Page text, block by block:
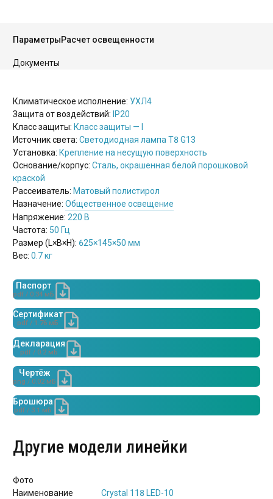
ПараметрыРасчет освещенности
Документы
Климатическое исполнение: УХЛ4
Защита от воздействий: IP20
Класс защиты: Класс защиты — I
Источник света: Светодиодная лампа Т8 G13
Установка: Крепление на несущую поверхность
Основание/корпус: Сталь, окрашенная белой порошковой
краской
Рассеиватель: Матовый полистирол
Назначение: Общественное освещение
Напряжение: 220 В
Частота: 50 Гц
Размер (L×B×H): 625×145×50 мм
Вес: 0.7 кг
Паспорт
pdf / 0.34 мБ
Сертификат
pdf / 1.76 мБ
Декларация
pdf / 0.2 мБ
Чертёж
png / 0.02 мБ
Брошюра
pdf / 3.1 мБ
Другие модели линейки
Фото
Наименование
Crystal 118 LED-10